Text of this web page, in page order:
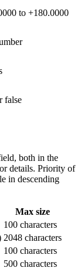
to +180.0000
false
both in the
details. Priority of
in descending
Max size
100 characters
2048 characters
100 characters
500 characters